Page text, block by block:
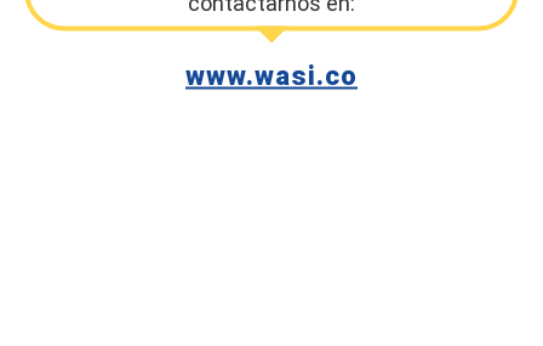
www.wasi.co